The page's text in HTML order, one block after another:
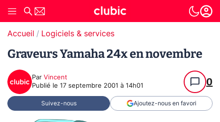
Accueil Logiciels & services
Graveurs Yamaha 24x en novembre
Par Vincent
Publié le 17 septembre 2001 à 14h01 0
Suivez-nous Ajoutez-nous en favori